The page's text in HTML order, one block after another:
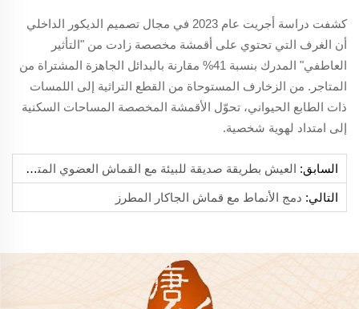
كشفت دراسة أجريت عام 2023 في مجال تصميم الديكور الداخلي
أن الغرف التي تحتوي على أقمشة مخصصة زادت من "التأثير
العاطفي" المدرك بنسبة 41% مقارنة بالبدائل الجاهزة المشتراة من
المتاجر. من الزخارف المستوحاة من القطع التراثية إلى اللمسات
ذات الطابع الحيواني، تحوّل الأقمشة المخصصة المساحات السكنية
إلى امتداد لهوية شخصية.
السابق: العيش بطريقة صديقة للبيئة مع القماش العضوي المتعدد الاستخدامات للاستخدام اليومي
التالي: دمج الأنماط مع قماش الجاكار المطرز